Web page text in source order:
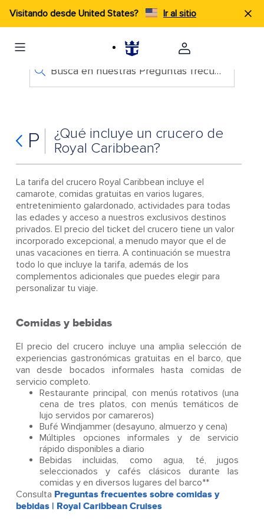
Visitando desde United States? Ir al sitio
Busca en nuestras Preguntas frecuentes
P
¿Qué incluye un crucero de
Royal Caribbean?
La tarifa del crucero Royal Caribbean incluye el
camarote, comidas gratuitas en varios lugares,
entretenimiento galardonado, actividades para todas
las edades y acceso a nuestros exclusivos destinos
privados. El precio del ticket del crucero tiene un valor
incorporado excepcional, a menudo mayor que el de
unas vacaciones en tierra. A continuación se muestra
todo lo que incluye la tarifa, además de los
complementos adicionales que puedes elegir para
personalizar tu viaje.
Comidas y bebidas
El precio del crucero incluye una amplia selección de
experiencias gastronómicas gratuitas en el barco, que
van desde bocados informales hasta comidas de
servicio completo.
Restaurante principal, con menús rotativos (una
cena de tres platos, con menús temáticos de
lujo servidos por camareros)
Bufé Windjammer (desayuno, almuerzo y cena)
Múltiples opciones informales y de servicio
rápido disponibles a diario
Bebidas incluidas, como agua, té, jugos
seleccionados y cafés clásicos durante las
comidas y en diversos lugares del barco**
Consulta Preguntas frecuentes sobre comidas y
bebidas | Royal Caribbean Cruises